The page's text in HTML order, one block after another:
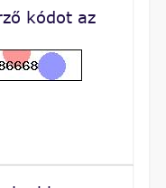
kódot az